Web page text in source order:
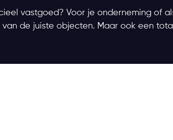
vastgoed? Voor je onderneming of
de juiste objecten. Maar ook een